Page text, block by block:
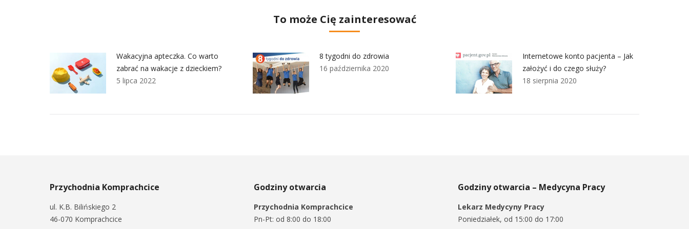
To może Cię zainteresować
Wakacyjna apteczka. Co warto
zabrać na wakacje z dzieckiem?
5 lipca 2022
8 tygodni do zdrowia
16 października 2020
Internetowe konto pacjenta – Jak
założyć i do czego służy?
18 sierpnia 2020
Przychodnia Komprachcice
ul. K.B. Bilińskiego 2
46-070 Komprachcice
Godziny otwarcia
Przychodnia Komprachcice
Pn-Pt: od 8:00 do 18:00
Godziny otwarcia – Medycyna Pracy
Lekarz Medycyny Pracy
Poniedziałek, od 15:00 do 17:00